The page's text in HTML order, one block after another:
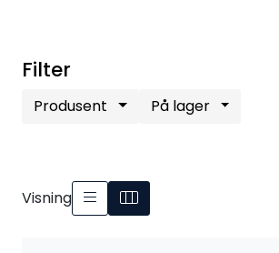
Filter
Produsent På lager
Visning